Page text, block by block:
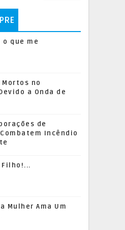
que me
no
a Onda de
de
Incêndio
Filho!...
Mulher Ama Um